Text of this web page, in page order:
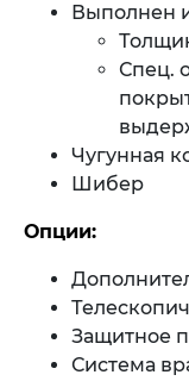
Выполнен
Спец.
Чугунная
Шибер
Опции:
Защитное
Система